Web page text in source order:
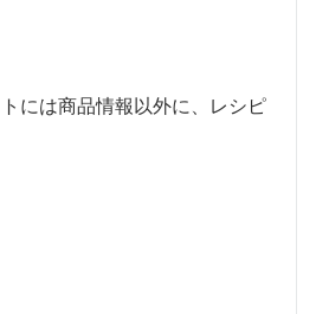
には商品情報以外に、レシピ